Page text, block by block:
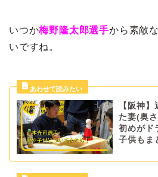
いつか梅野隆太郎選手から素敵
いですね。
【阪神
た妻(奥
初めがド
子供もま